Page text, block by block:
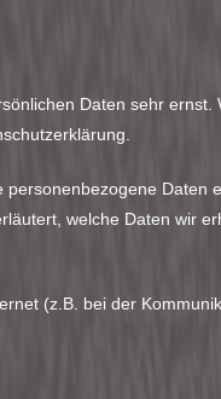
Daten sehr
welche Daten wir
(z.B. bei der